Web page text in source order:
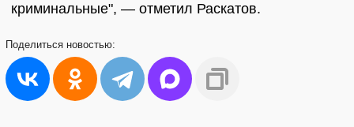
криминальные", — отметил Раскатов.
Поделиться новостью: